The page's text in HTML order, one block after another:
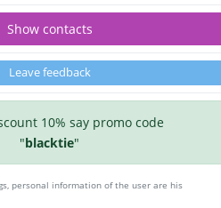
Show contacts
Leave feedback
10% say promo code
"blacktie"
personal information of the user are his